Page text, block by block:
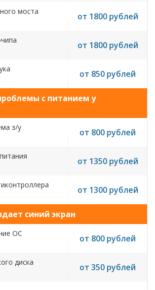
моста от 1800 рублей
от 1800 рублей
от 850 рублей
с питанием у
з/у от 800 рублей
от 1350 рублей
от 1300 рублей
синий экран
ОС от 800 рублей
диска от 350 рублей